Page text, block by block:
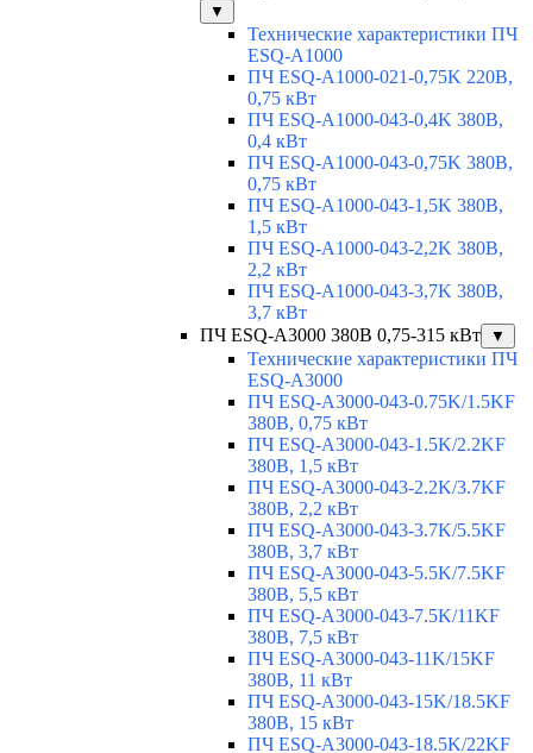
▼
Технические характеристики ПЧ
ESQ-A1000
ПЧ ESQ-A1000-021-0,75K 220В,
0,75 кВт
ПЧ ESQ-A1000-043-0,4K 380В,
0,4 кВт
ПЧ ESQ-A1000-043-0,75K 380В,
0,75 кВт
ПЧ ESQ-A1000-043-1,5K 380В,
1,5 кВт
ПЧ ESQ-A1000-043-2,2K 380В,
2,2 кВт
ПЧ ESQ-A1000-043-3,7K 380В,
3,7 кВт
ПЧ ESQ-A3000 380В 0,75-315 кВт
▼
Технические характеристики ПЧ
ESQ-A3000
ПЧ ESQ-A3000-043-0.75K/1.5KF
380В, 0,75 кВт
ПЧ ESQ-A3000-043-1.5K/2.2KF
380В, 1,5 кВт
ПЧ ESQ-A3000-043-2.2K/3.7KF
380В, 2,2 кВт
ПЧ ESQ-A3000-043-3.7K/5.5KF
380В, 3,7 кВт
ПЧ ESQ-A3000-043-5.5K/7.5KF
380В, 5,5 кВт
ПЧ ESQ-A3000-043-7.5K/11KF
380В, 7,5 кВт
ПЧ ESQ-A3000-043-11K/15KF
380В, 11 кВт
ПЧ ESQ-A3000-043-15K/18.5KF
380В, 15 кВт
ПЧ ESQ-A3000-043-18.5K/22KF